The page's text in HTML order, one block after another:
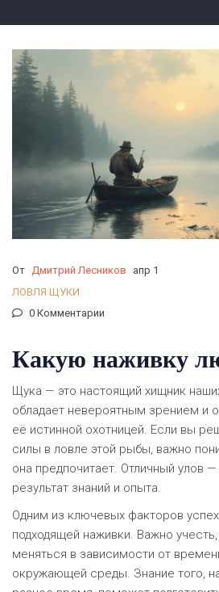
От Дмитрий Лесников
апр 1
ЛОВЛЯ ЩУКИ
0 Комментарии
Какую наживку
Щука — это настоящий хищник
обладает невероятным зрением и
её истинной охотницей. Если вы
силы в ловле этой рыбы, важно
она предпочитает. Отличный улов
результат знаний и опыта.
Одним из ключевых факторов
подходящей наживки. Важно
меняться в зависимости от
окружающей среды. Знание того,